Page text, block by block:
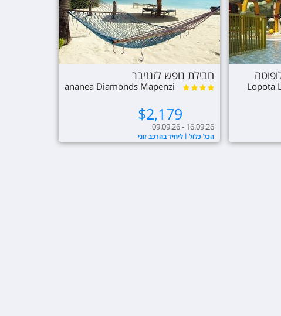
Lopota
חבילת נופש לזנזיבר
ananea Diamonds Mapenzi
$2,179
הכל כלול ליחיד בהרכב זוגי
09.09.26 - 16.09.26